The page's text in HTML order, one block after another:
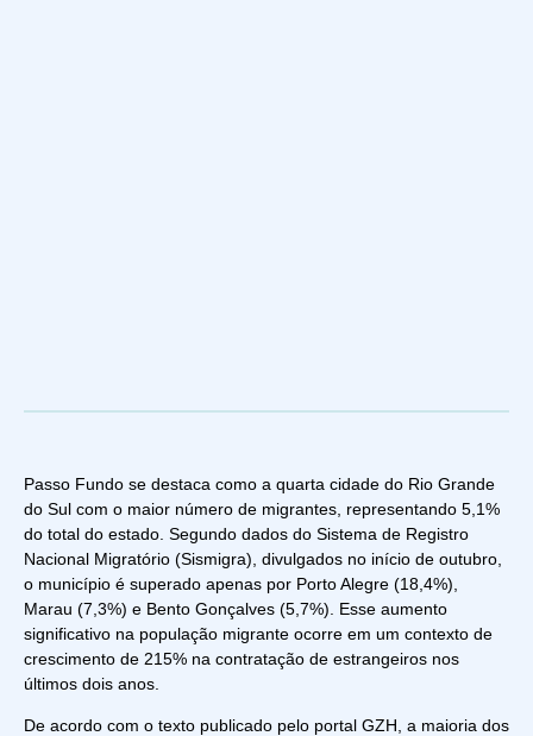
Passo Fundo se destaca como a quarta cidade do Rio Grande
do Sul com o maior número de migrantes, representando 5,1%
do total do estado. Segundo dados do Sistema de Registro
Nacional Migratório (Sismigra), divulgados no início de outubro,
o município é superado apenas por Porto Alegre (18,4%),
Marau (7,3%) e Bento Gonçalves (5,7%). Esse aumento
significativo na população migrante ocorre em um contexto de
crescimento de 215% na contratação de estrangeiros nos
últimos dois anos.
De acordo com o texto publicado pelo portal GZH, a maioria dos